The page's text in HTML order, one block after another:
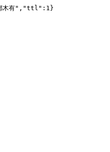
木有","ttl":1}